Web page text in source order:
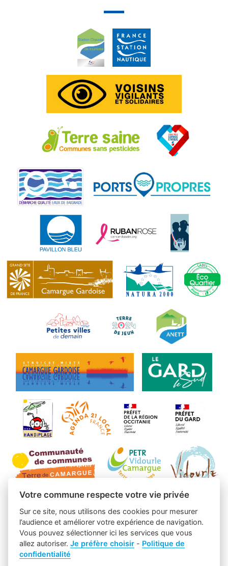
Votre commune respecte votre vie privée
Sur ce site, nous utilisons des cookies pour mesurer
l’audience et améliorer votre expérience de navigation.
Vous pouvez sélectionner ici les services que vous
allez autoriser.Je préfère choisir - Politique de
confidentialité